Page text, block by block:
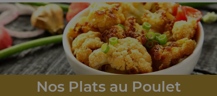
Nos Plats au Poulet